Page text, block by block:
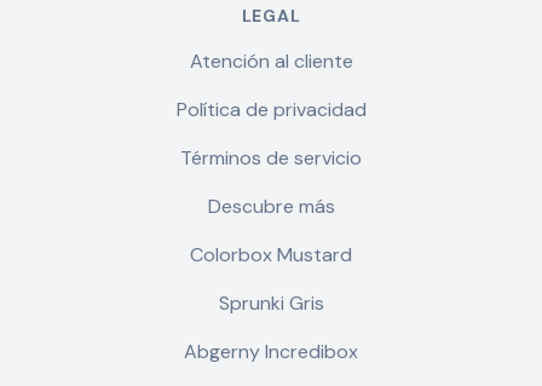
LEGAL
Atención al cliente
Política de privacidad
Términos de servicio
Descubre más
Colorbox Mustard
Sprunki Gris
Abgerny Incredibox